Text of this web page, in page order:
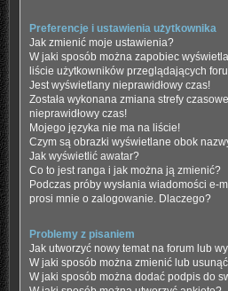
Preferencje i ustawienia użytkownika
Jak zmienić moje ustawienia?
W jaki sposób można zapobiec
liście użytkowników przeglądających
Jest wyświetlany nieprawidłowy czas!
Została wykonana zmiana strefy
nieprawidłowy czas!
Mojego języka nie ma na liście!
Czym są obrazki wyświetlane obok
Jak wyświetlić awatar?
Co to jest ranga i jak można ją zmienić?
Podczas próby wysłania wiadomości e-
prosi mnie o zalogowanie. Dlaczego?
Problemy z pisaniem
Jak utworzyć nowy temat na forum lub
W jaki sposób można zmienić lub
W jaki sposób można dodać podpis do